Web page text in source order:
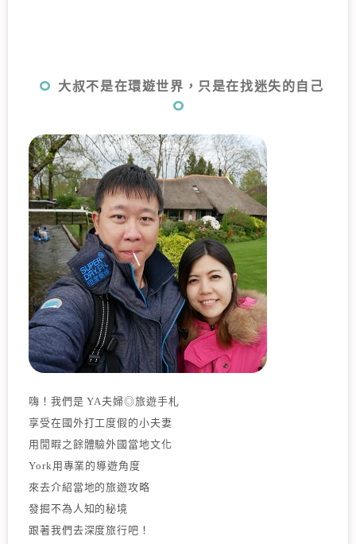
大叔不是在環遊世界，只是在找迷失的自己
嗨！我們是 YA夫婦◎旅遊手札
享受在國外打工度假的小夫妻
用閒暇之餘體驗外國當地文化
York用專業的導遊角度
來去介紹當地的旅遊攻略
發掘不為人知的秘境
跟著我們去深度旅行吧！